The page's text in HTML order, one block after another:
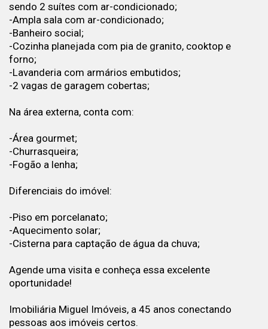
sendo 2 suítes com ar-condicionado;
-Ampla sala com ar-condicionado;
-Banheiro social;
-Cozinha planejada com pia de granito, cooktop e
forno;
-Lavanderia com armários embutidos;
-2 vagas de garagem cobertas;
Na área externa, conta com:
-Área gourmet;
-Churrasqueira;
-Fogão a lenha;
Diferenciais do imóvel:
-Piso em porcelanato;
-Aquecimento solar;
-Cisterna para captação de água da chuva;
Agende uma visita e conheça essa excelente
oportunidade!
Imobiliária Miguel Imóveis, a 45 anos conectando
pessoas aos imóveis certos.